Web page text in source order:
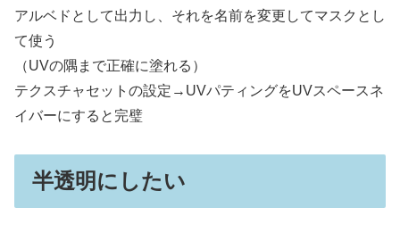
アルベドとして出力し、それを名前を変更してマスクとし
て使う
（UVの隅まで正確に塗れる）
テクスチャセットの設定→UVパティングをUVスペースネ
イバーにすると完璧
半透明にしたい